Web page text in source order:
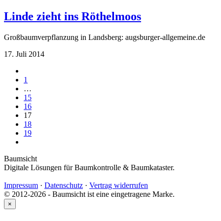
Linde zieht ins Röthelmoos
Großbaumverpflanzung in Landsberg: augsburger-allgemeine.de
17. Juli 2014
1
…
15
16
17
18
19
Baumsicht
Digitale Lösungen für Baumkontrolle & Baumkataster.
Impressum · Datenschutz · Vertrag widerrufen
© 2012-2026 - Baumsicht ist eine eingetragene Marke.
×